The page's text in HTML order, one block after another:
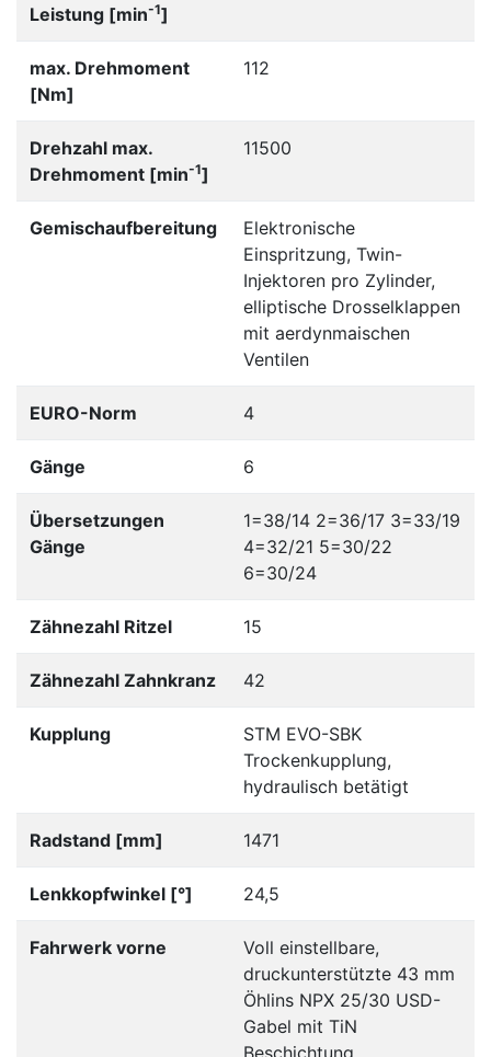
Leistung [min-1]
max. Drehmoment
[Nm]
112
Drehzahl max.
Drehmoment [min-1]
11500
Gemischaufbereitung
Elektronische
Einspritzung, Twin-
Injektoren pro Zylinder,
elliptische Drosselklappen
mit aerdynmaischen
Ventilen
EURO-Norm 4
Gänge 6
Übersetzungen
Gänge
1=38/14 2=36/17 3=33/19
4=32/21 5=30/22
6=30/24
Zähnezahl Ritzel 15
Zähnezahl Zahnkranz 42
Kupplung
STM EVO-SBK
Trockenkupplung,
hydraulisch betätigt
Radstand [mm] 1471
Lenkkopfwinkel [°] 24,5
Fahrwerk vorne
Voll einstellbare,
druckunterstützte 43 mm
Öhlins NPX 25/30 USD-
Gabel mit TiN
Beschichtung